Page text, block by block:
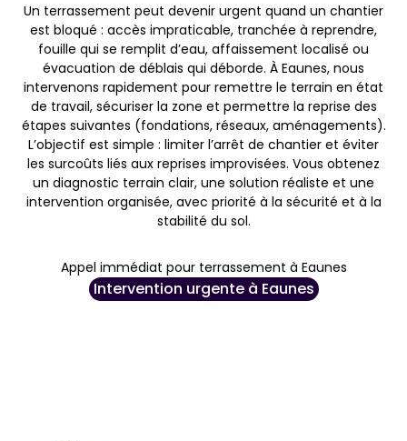
Un terrassement peut devenir urgent quand un chantier
est bloqué : accès impraticable, tranchée à reprendre,
fouille qui se remplit d’eau, affaissement localisé ou
évacuation de déblais qui déborde. À Eaunes, nous
intervenons rapidement pour remettre le terrain en état
de travail, sécuriser la zone et permettre la reprise des
étapes suivantes (fondations, réseaux, aménagements).
L’objectif est simple : limiter l’arrêt de chantier et éviter
les surcoûts liés aux reprises improvisées. Vous obtenez
un diagnostic terrain clair, une solution réaliste et une
intervention organisée, avec priorité à la sécurité et à la
stabilité du sol.
Appel immédiat pour terrassement à Eaunes
Intervention urgente à Eaunes